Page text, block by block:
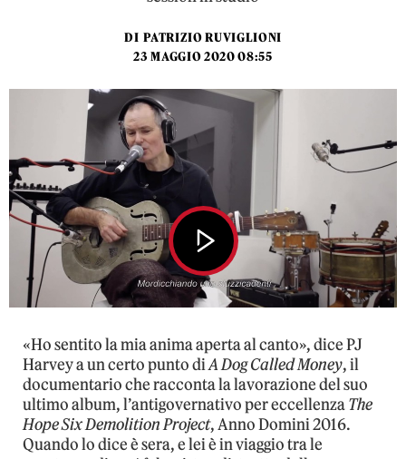
DI PATRIZIO RUVIGLIONI
23 MAGGIO 2020 08:55
Play
Video
«Ho sentito la mia anima aperta al canto», dice PJ
Harvey a un certo punto diA Dog Called Money, il
documentario che racconta la lavorazione del suo
ultimo album, l’antigovernativo per eccellenzaThe
Hope Six Demolition Project, Anno Domini 2016.
Quando lo dice è sera, e lei è in viaggio tra le